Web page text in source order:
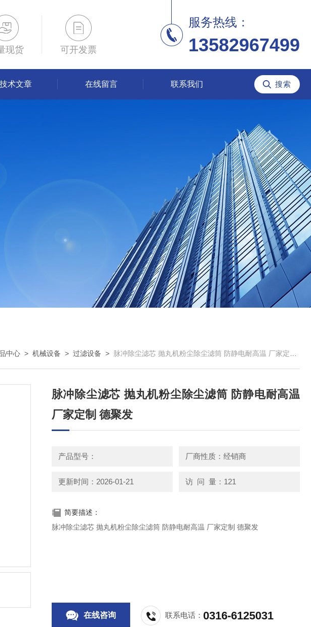
现货 可开发票
服务热线：
13582967499
技术文章 在线留言 联系我们
中心 >机械设备 >过滤设备 > 脉冲除尘滤芯 抛丸机粉尘除尘滤筒 防静电耐高温 厂家定制 德聚发
脉冲除尘滤芯 抛丸机粉尘除尘滤筒 防静电耐高温
厂家定制 德聚发
产品型号： 厂商性质：经销商
更新时间：2026-01-21 访 问 量：121
简要描述：
脉冲除尘滤芯 抛丸机粉尘除尘滤筒 防静电耐高温 厂家定制 德聚发
在线咨询 联系电话：0316-6125031